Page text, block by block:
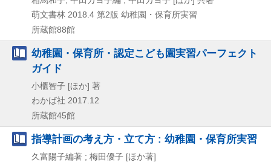
萌文書林 2018.4 第2版 幼稚園・保育所実習
所蔵館88館
幼稚園・保育所・認定こども園実習パーフェクト
ガイド
小櫃智子 [ほか] 著
わかば社 2017.12
所蔵館45館
指導計画の考え方・立て方 : 幼稚園・保育所実習
久富陽子編著 ; 梅田優子 [ほか著]